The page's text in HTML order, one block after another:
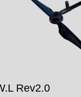
Rev2.0